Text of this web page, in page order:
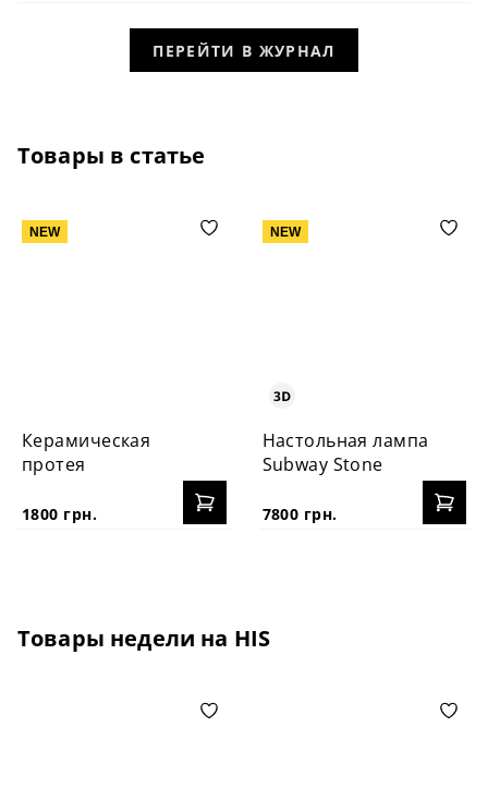
ПЕРЕЙТИ В ЖУРНАЛ
Товары в статье
NEW
Керамическая
протея
1800 грн.
NEW
Настольная лампа
Subway Stone
7800 грн.
Товары недели на HIS